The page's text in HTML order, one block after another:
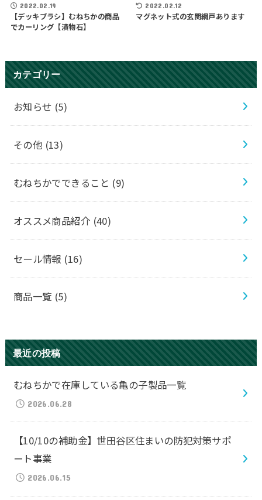
2022.02.19
【デッキブラシ】むねちかの商品
でカーリング【漬物石】
2022.02.12
マグネット式の玄関網戸あります
カテゴリー
お知らせ (5)
その他 (13)
むねちかでできること (9)
オススメ商品紹介 (40)
セール情報 (16)
商品一覧 (5)
最近の投稿
むねちかで在庫している亀の子製品一覧
2026.06.28
【10/10の補助金】世田谷区住まいの防犯対策サポ
ート事業
2026.06.15